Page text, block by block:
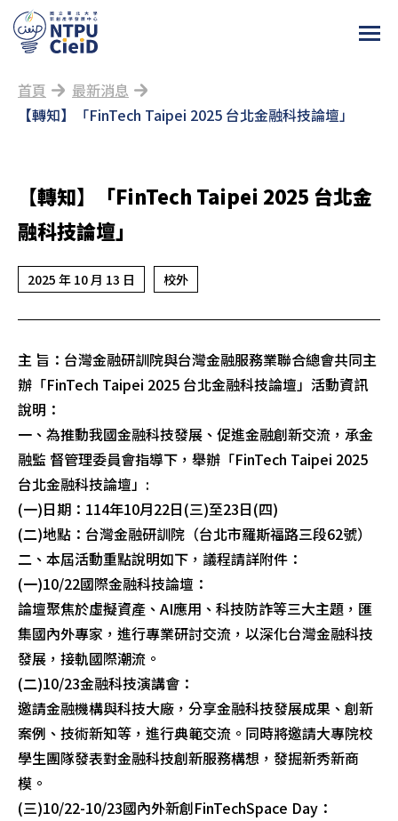
首頁
最新消息
【轉知】「FinTech Taipei 2025 台北金融科技論壇」
【轉知】「FinTech Taipei 2025 台北金
融科技論壇」
2025 年 10 月 13 日 校外
主 旨：台灣金融研訓院與台灣金融服務業聯合總會共同主
辦「FinTech Taipei 2025 台北金融科技論壇」活動資訊
說明：
一、為推動我國金融科技發展、促進金融創新交流，承金
融監 督管理委員會指導下，舉辦「FinTech Taipei 2025
台北金融科技論壇」:
(一)日期：114年10月22日(三)至23日(四)
(二)地點：台灣金融研訓院（台北市羅斯福路三段62號）
二、本屆活動重點說明如下，議程請詳附件：
(一)10/22國際金融科技論壇：
論壇聚焦於虛擬資產、AI應用、科技防詐等三大主題，匯
集國內外專家，進行專業研討交流，以深化台灣金融科技
發展，接軌國際潮流。
(二)10/23金融科技演講會：
邀請金融機構與科技大廠，分享金融科技發展成果、創新
案例、技術新知等，進行典範交流。同時將邀請大專院校
學生團隊發表對金融科技創新服務構想，發掘新秀新商
模。
(三)10/22-10/23國內外新創FinTechSpace Day：